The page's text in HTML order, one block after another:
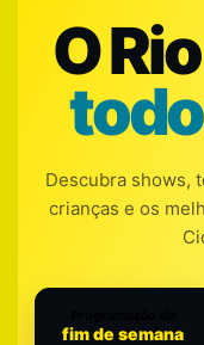
O
Descubra shows,
crianças e os
fim de semana